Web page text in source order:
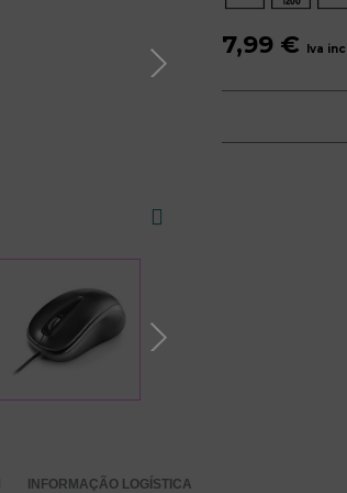
7,99 € Iva
INFORMAÇÃO LOGÍSTICA